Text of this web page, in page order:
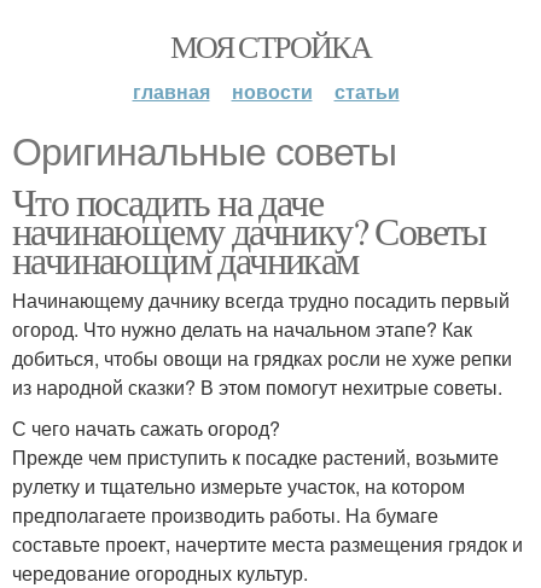
МОЯ СТРОЙКА
главная новости статьи
Оригинальные советы
Что посадить на даче
начинающему дачнику? Советы
начинающим дачникам
Начинающему дачнику всегда трудно посадить первый
огород. Что нужно делать на начальном этапе? Как
добиться, чтобы овощи на грядках росли не хуже репки
из народной сказки? В этом помогут нехитрые советы.
С чего начать сажать огород?
Прежде чем приступить к посадке растений, возьмите
рулетку и тщательно измерьте участок, на котором
предполагаете производить работы. На бумаге
составьте проект, начертите места размещения грядок и
чередование огородных культур.